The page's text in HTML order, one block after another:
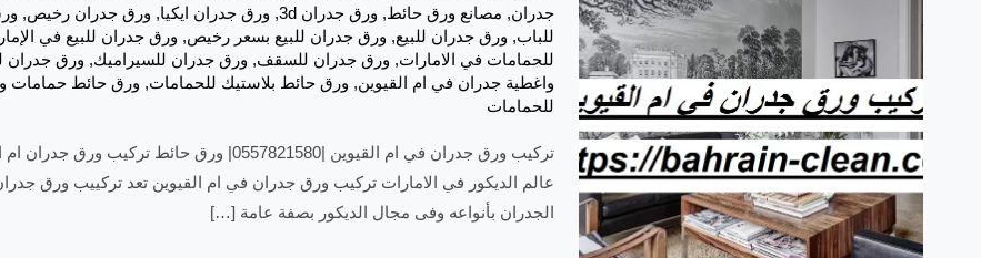
جدران, مصانع ورق حائط, ورق جدران 3d , ورق جدران ايكيا, ورق جدران رخيص,
للباب, ورق جدران للبيع, ورق جدران للبيع بسعر رخيص, ورق جدران للبيع في
للحمامات في الامارات, ورق جدران للسقف, ورق جدران للسيراميك, ورق جدران
واغطية جدران في ام القيوين, ورق حائط بلاستيك للحمامات, ورق حائط حمامات
للحمامات
تركيب ورق جدران في ام القيوين |0557821580|
عالم الديكور في الامارات تركيب ورق جدران في ام القيوين تعد تركييب ورق
الجدران بأنواعه وفى مجال الديكور بصفة عامة […]